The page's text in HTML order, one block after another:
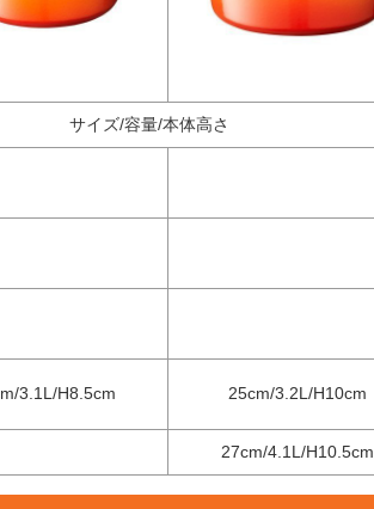
サイズ/容量/本体高さ
3.1L/H8.5cm 25cm/3.2L/H10cm
27cm/4.1L/H10.5cm